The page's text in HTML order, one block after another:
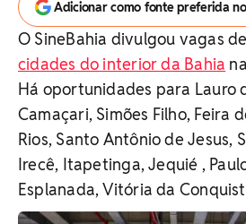
Adicionar como fonte preferida
O SineBahia divulgou vagas de
cidades do interior da Bahia
Há oportunidades para Lauro
Camaçari, Simões Filho, Feira
Rios, Santo Antônio de Jesus,
Irecê, Itapetinga, Jequié ,
Esplanada, Vitória da